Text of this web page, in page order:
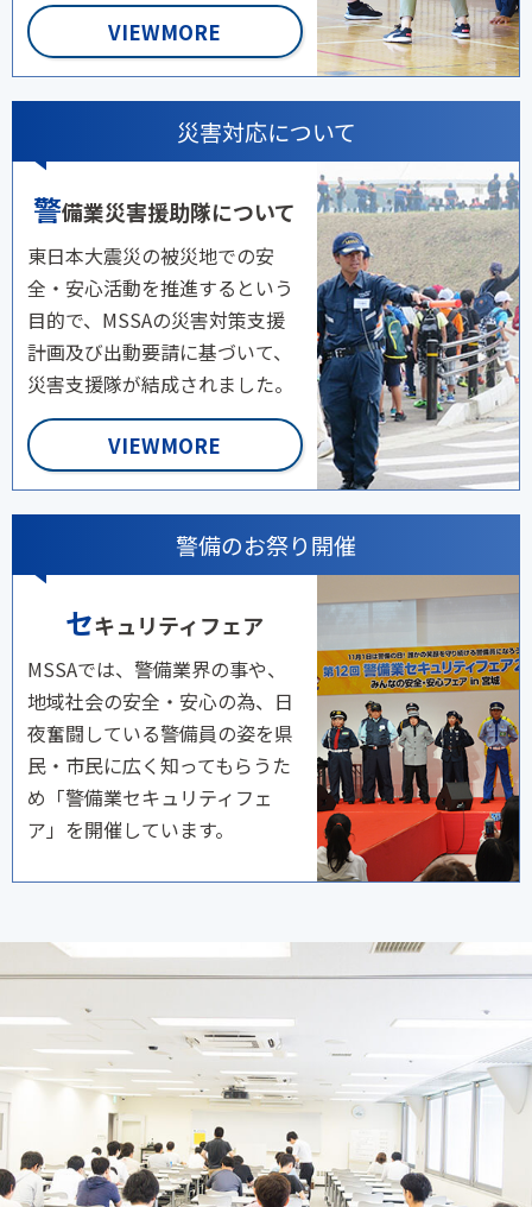
VIEWMORE
災害対応について
警備業災害援助隊について
東日本大震災の被災地での安
全・安心活動を推進するという
目的で、MSSAの災害対策支援
計画及び出動要請に基づいて、
災害支援隊が結成されました。
VIEWMORE
警備のお祭り開催
セキュリティフェア
MSSAでは、警備業界の事や、
地域社会の安全・安心の為、日
夜奮闘している警備員の姿を県
民・市民に広く知ってもらうた
め「警備業セキュリティフェ
ア」を開催しています。